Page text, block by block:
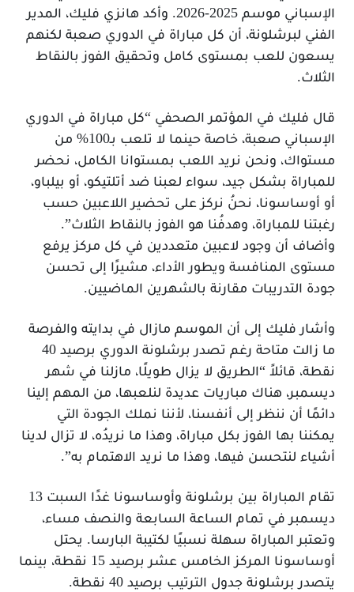
الإسباني موسم 2025-2026. وأكد هانزي فليك، المدير
الفني لبرشلونة، أن كل مباراة في الدوري صعبة لكنهم
يسعون للعب بمستوى كامل وتحقيق الفوز بالنقاط
الثلاث.
قال فليك في المؤتمر الصحفي “كل مباراة في الدوري
الإسباني صعبة، خاصة حينما لا تلعب بـ100% من
مستواك، ونحن نريد اللعب بمستوانا الكامل، نحضر
للمباراة بشكل جيد، سواء لعبنا ضد أتلتيكو، أو بيلباو،
أو أوساسونا، نحنُ نركز على تحضير اللاعبين حسب
رغبتنا للمباراة، وهدفُنا هو الفوز بالنقاط الثلاث”.
وأضاف أن وجود لاعبين متعددين في كل مركز يرفع
مستوى المنافسة ويطور الأداء، مشيرًا إلى تحسن
جودة التدريبات مقارنة بالشهرين الماضيين.
وأشار فليك إلى أن الموسم مازال في بدايته والفرصة
ما زالت متاحة رغم تصدر برشلونة الدوري برصيد 40
نقطة، قائلاً “الطريق لا يزال طويلًا، مازلنا في شهر
ديسمبر، هناك مباريات عديدة لنلعبها، من المهم إلينا
دائمًا أن ننظر إلى أنفسنا، لأننا نملك الجودة التي
يمكننا بها الفوز بكل مباراة، وهذا ما نريدُه، لا تزال لدينا
أشياء لنتحسن فيها، وهذا ما نريد الاهتمام به”.
تقام المباراة بين برشلونة وأوساسونا غدًا السبت 13
ديسمبر في تمام الساعة السابعة والنصف مساء،
وتعتبر المباراة سهلة نسبيًا لكتيبة البارسا. يحتل
أوساسونا المركز الخامس عشر برصيد 15 نقطة، بينما
يتصدر برشلونة جدول الترتيب برصيد 40 نقطة.